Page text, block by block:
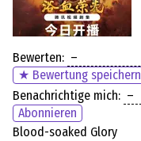
Bewerten:
★ Bewertung speichern
Benachrichtige mich:
Abonnieren
Blood-soaked Glory